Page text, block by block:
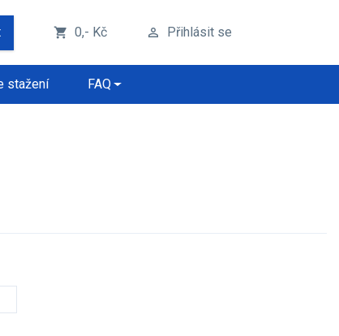
shopping_cart 0,- Kč perm_identity Přihlásit se
stažení FAQ